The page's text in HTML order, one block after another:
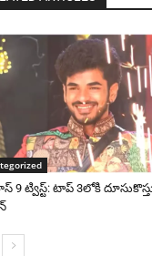
9 ట్విస్ట్: టాప్ 3లోకి